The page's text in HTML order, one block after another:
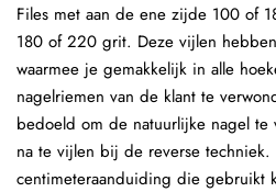
Files met aan de ene zijde 100 of
180 of 220 grit. Deze vijlen
waarmee je gemakkelijk in alle
nagelriemen van de klant te
bedoeld om de natuurlijke nagel
na te vijlen bij de reverse
centimeteraanduiding die gebruikt